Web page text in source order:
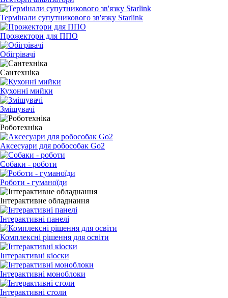
Термінали супутникового зв'язку Starlink
Прожектори для ППО
Обігрівачі
Сантехніка
Кухонні мийки
Змішувачі
Роботехніка
Аксесуари для робособак Go2
Собаки - роботи
Роботи - гуманоїди
Інтерактивне обладнання
Інтерактивні панелі
Комплексні рішення для освіти
Інтерактивні кіоски
Інтерактивні моноблоки
Інтерактивні столи